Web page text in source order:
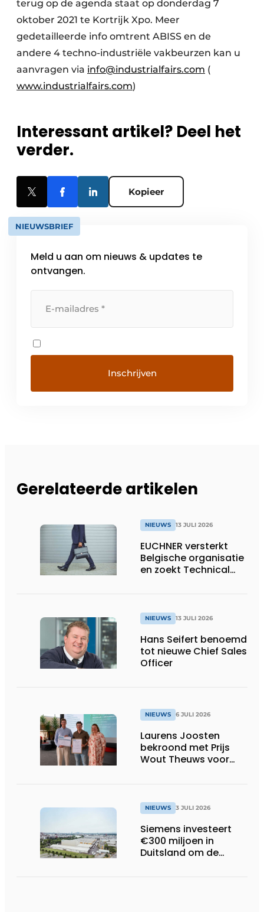
terug op de agenda staat op donderdag 7
oktober 2021 te Kortrijk Xpo. Meer
gedetailleerde info omtrent ABISS en de
andere 4 techno-industriële vakbeurzen kan u
aanvragen via info@industrialfairs.com (
www.industrialfairs.com)
Interessant artikel? Deel het
verder.
Kopieer
NIEUWSBRIEF
Meld u aan om nieuws & updates te
ontvangen.
Gerelateerde artikelen
NIEUWS 13 JULI 2026
EUCHNER versterkt
Belgische organisatie
en zoekt Technical
NIEUWS 13 JULI 2026
Hans Seifert benoemd
tot nieuwe Chief Sales
Officer
NIEUWS 6 JULI 2026
Laurens Joosten
bekroond met Prijs
Wout Theuws voor
NIEUWS 3 JULI 2026
Siemens investeert
€300 miljoen in
Duitsland om de